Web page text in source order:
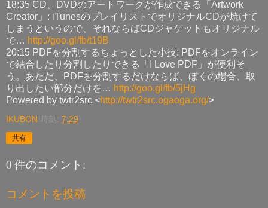
18:35 CD、DVDのアートワークが作成できる「Artwork
Creator」: iTunesのプレイリストでオリジナルCDが焼けて
しまうというので、それならばCDジャケットもオリジナル
で… http://goo.gl/fb/t19B
20:15 PDFを分割するちょっとした小技: PDFをオンライン
で結合したり分割したりできる「I Love PDF」が便利そ
う。あただ、PDFを分割するだけならば、ぼくの場合、取
り出したい部分だけを… http://goo.gl/fb/5jHg
Powered by twtr2src <http://twtr2src.ogaoga.org/>
IKUBON 時刻: 7:29
共有
0 件のコメント:
コメントを投稿